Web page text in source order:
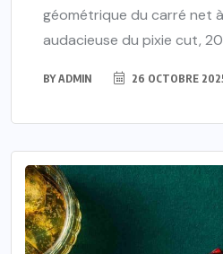
géométrique du carré net
audacieuse du pixie cut,
BYADMIN 26 OCTOBRE